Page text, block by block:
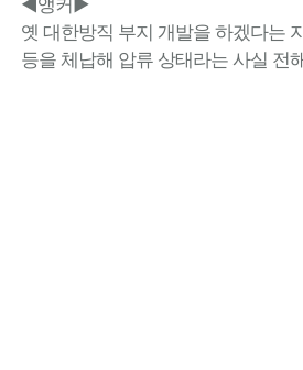
옛 대한방직 부지 개발을 하겠다는
등을 체납해 압류 상태라는 사실 전